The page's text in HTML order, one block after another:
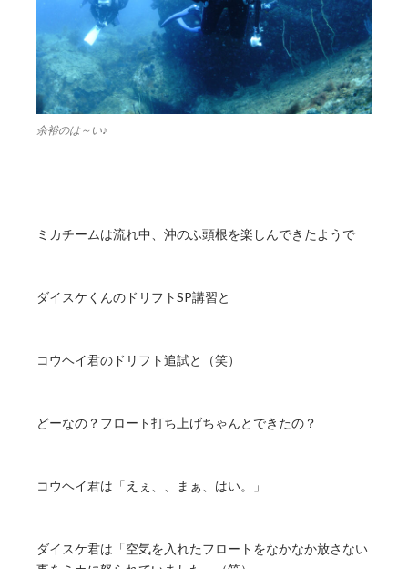
余裕のは～い♪
ミカチームは流れ中、沖のふ頭根を楽しんできたようで
ダイスケくんのドリフトSP講習と
コウヘイ君のドリフト追試と（笑）
どーなの？フロート打ち上げちゃんとできたの？
コウヘイ君は「えぇ、、まぁ、はい。」
ダイスケ君は「空気を入れたフロートをなかなか放さない